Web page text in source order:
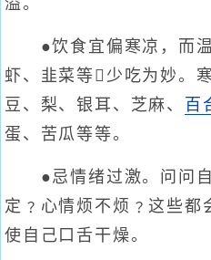
溢。
●饮食宜偏寒凉，而温
虾、韭菜等少吃为妙。
豆、梨、银耳、芝麻、
百
蛋、苦瓜等等。
●忌情绪过激。问问自
定﹖心情烦不烦﹖这些都
使自己口舌干燥。